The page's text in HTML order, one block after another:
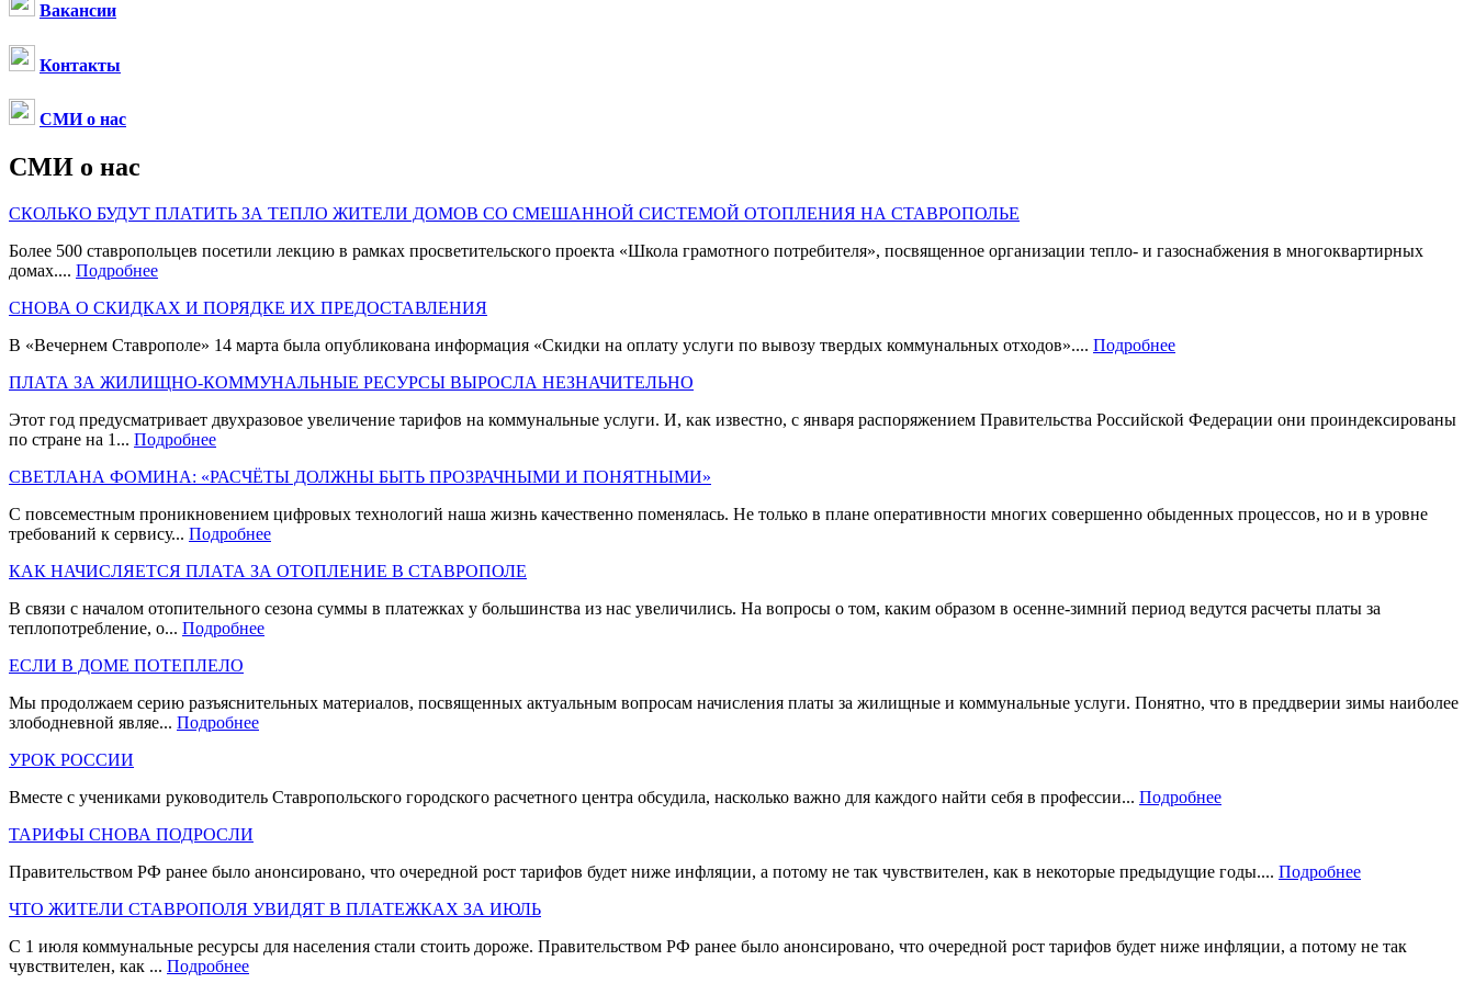
Вакансии
Контакты
СМИ о нас
СМИ о нас
СКОЛЬКО БУДУТ ПЛАТИТЬ ЗА ТЕПЛО ЖИТЕЛИ ДОМОВ СО СМЕШАННОЙ СИСТЕМОЙ ОТОПЛЕНИЯ НА СТАВРОПОЛЬЕ
Более 500 ставропольцев посетили лекцию в рамках просветительского проекта «Школа грамотного потребителя», посвященное организации тепло- и газоснабжения в многоквартирных
домах.... Подробнее
СНОВА О СКИДКАХ И ПОРЯДКЕ ИХ ПРЕДОСТАВЛЕНИЯ
В «Вечернем Ставрополе» 14 марта была опубликована информация «Скидки на оплату услуги по вывозу твердых коммунальных отходов».... Подробнее
ПЛАТА ЗА ЖИЛИЩНО-КОММУНАЛЬНЫЕ РЕСУРСЫ ВЫРОСЛА НЕЗНАЧИТЕЛЬНО
Этот год предусматривает двухразовое увеличение тарифов на коммунальные услуги. И, как известно, с января распоряжением Правительства Российской Федерации они проиндексированы
по стране на 1... Подробнее
СВЕТЛАНА ФОМИНА: «РАСЧЁТЫ ДОЛЖНЫ БЫТЬ ПРОЗРАЧНЫМИ И ПОНЯТНЫМИ»
С повсеместным проникновением цифровых технологий наша жизнь качественно поменялась. Не только в плане оперативности многих совершенно обыденных процессов, но и в уровне
требований к сервису... Подробнее
КАК НАЧИСЛЯЕТСЯ ПЛАТА ЗА ОТОПЛЕНИЕ В СТАВРОПОЛЕ
В связи с началом отопительного сезона суммы в платежках у большинства из нас увеличились. На вопросы о том, каким образом в осенне-зимний период ведутся расчеты платы за
теплопотребление, о... Подробнее
ЕСЛИ В ДОМЕ ПОТЕПЛЕЛО
Мы продолжаем серию разъяснительных материалов, посвященных актуальным вопросам начисления платы за жилищные и коммунальные услуги. Понятно, что в преддверии зимы наиболее
злободневной являе... Подробнее
УРОК РОССИИ
Вместе с учениками руководитель Ставропольского городского расчетного центра обсудила, насколько важно для каждого найти себя в профессии... Подробнее
ТАРИФЫ СНОВА ПОДРОСЛИ
Правительством РФ ранее было анонсировано, что очередной рост тарифов будет ниже инфляции, а потому не так чувствителен, как в некоторые предыдущие годы.... Подробнее
ЧТО ЖИТЕЛИ СТАВРОПОЛЯ УВИДЯТ В ПЛАТЕЖКАХ ЗА ИЮЛЬ
С 1 июля коммунальные ресурсы для населения стали стоить дороже. Правительством РФ ранее было анонсировано, что очередной рост тарифов будет ниже инфляции, а потому не так
чувствителен, как ... Подробнее